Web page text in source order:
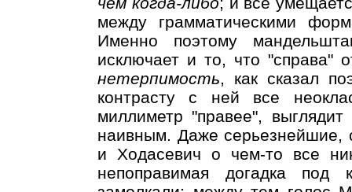
между грамматическими
Именно поэтому
исключает и то, что
нетерпимость, как сказал
контрасту с ней все
миллиметр "правее",
наивным. Даже серьезнейшие,
и Ходасевич о чем-то все
непоправимая догадка под